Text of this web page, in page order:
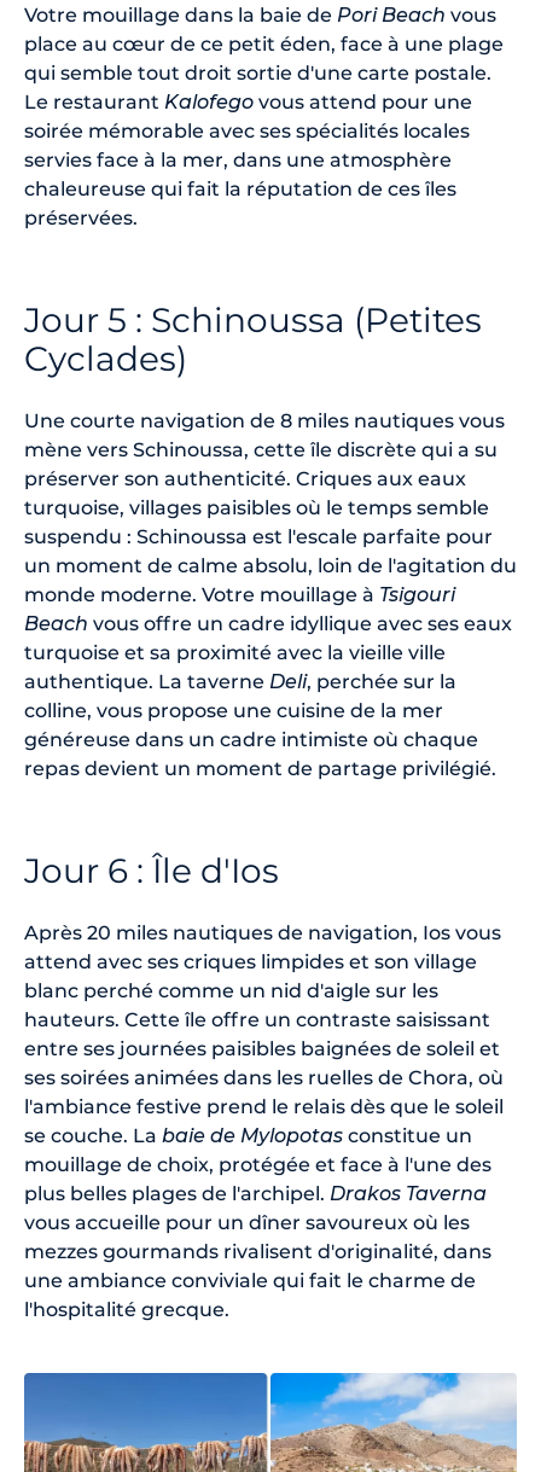
Votre mouillage dans la baie de Pori Beach vous
place au cœur de ce petit éden, face à une plage
qui semble tout droit sortie d'une carte postale.
Le restaurant Kalofego vous attend pour une
soirée mémorable avec ses spécialités locales
servies face à la mer, dans une atmosphère
chaleureuse qui fait la réputation de ces îles
préservées.
Jour 5 : Schinoussa (Petites
Cyclades)
Une courte navigation de 8 miles nautiques vous
mène vers Schinoussa, cette île discrète qui a su
préserver son authenticité. Criques aux eaux
turquoise, villages paisibles où le temps semble
suspendu : Schinoussa est l'escale parfaite pour
un moment de calme absolu, loin de l'agitation du
monde moderne. Votre mouillage à Tsigouri
Beach vous offre un cadre idyllique avec ses eaux
turquoise et sa proximité avec la vieille ville
authentique. La taverne Deli, perchée sur la
colline, vous propose une cuisine de la mer
généreuse dans un cadre intimiste où chaque
repas devient un moment de partage privilégié.
Jour 6 : Île d'Ios
Après 20 miles nautiques de navigation, Ios vous
attend avec ses criques limpides et son village
blanc perché comme un nid d'aigle sur les
hauteurs. Cette île offre un contraste saisissant
entre ses journées paisibles baignées de soleil et
ses soirées animées dans les ruelles de Chora, où
l'ambiance festive prend le relais dès que le soleil
se couche. La baie de Mylopotas constitue un
mouillage de choix, protégée et face à l'une des
plus belles plages de l'archipel. Drakos Taverna
vous accueille pour un dîner savoureux où les
mezzes gourmands rivalisent d'originalité, dans
une ambiance conviviale qui fait le charme de
l'hospitalité grecque.